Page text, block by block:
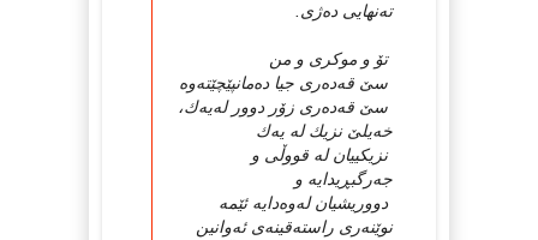
تەنهایی دەژی.
تۆ و موكری و من
سێ قەدەری جیا دەمانپێچێتەوە
سێ قەدەری زۆر دوور لەیەك،
خەیلێ نزیك لە یەك
نزیكییان لە قووڵی و
جەرگبڕیدایە و
دووریشیان لەوەدایە ئێمە
نوێنەری راستەقینەی ئەوانین